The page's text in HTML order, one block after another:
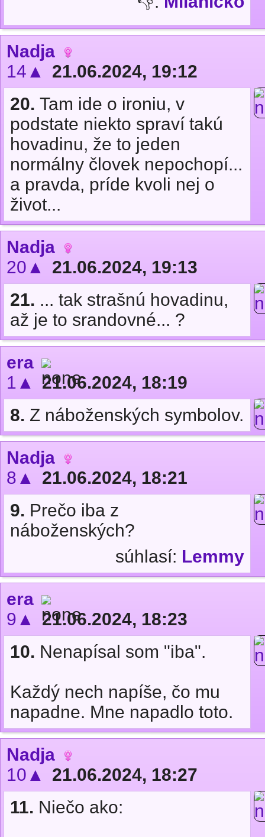
Nadja
14▲
21.06.2024, 19:12
20. Tam ide o ironiu, v
podstate niekto spraví takú
hovadinu, že to jeden
normálny človek nepochopí...
a pravda, príde kvoli nej o
život...
Nadja
20▲
21.06.2024, 19:13
21. ... tak strašnú hovadinu,
až je to srandovné... ?
era
1▲
21.06.2024, 18:19
8. Z náboženských symbolov.
Nadja
8▲
21.06.2024, 18:21
9. Prečo iba z
náboženských?
súhlasí: Lemmy
era
9▲
21.06.2024, 18:23
10. Nenapísal som "iba".
Každý nech napíše, čo mu
napadne. Mne napadlo toto.
Nadja
10▲
21.06.2024, 18:27
11. Niečo ako: